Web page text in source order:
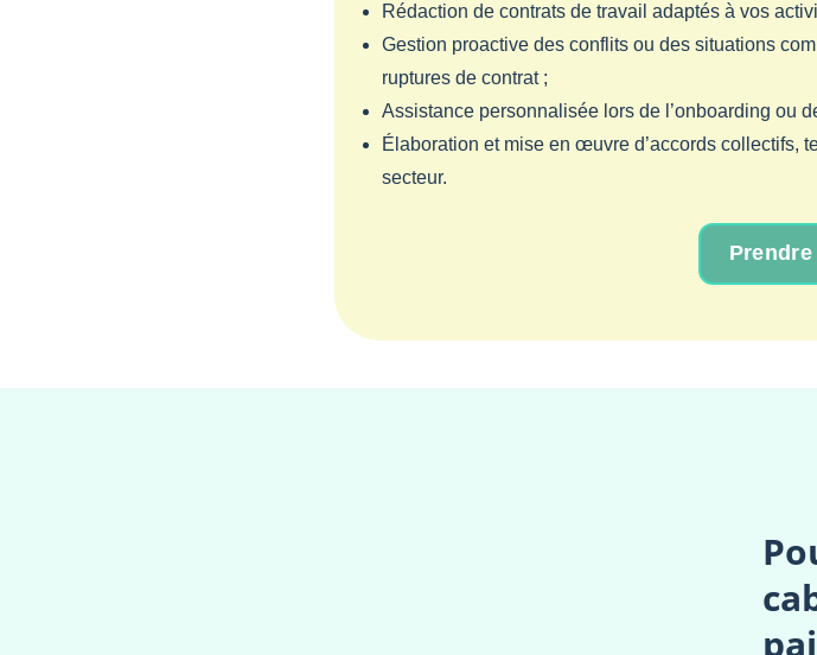
Rédaction de contrats de travail adaptés à vos
Gestion proactive des conflits ou des situations
ruptures de contrat ;
Assistance personnalisée lors de l’onboarding ou
Élaboration et mise en œuvre d’accords collectifs,
secteur.
Prendre